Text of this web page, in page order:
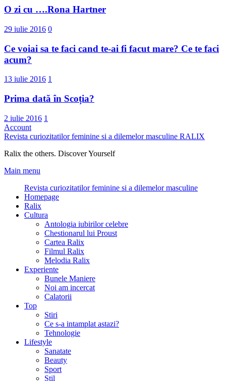
O zi cu ….Rona Hartner
29 iulie 2016 0
Ce voiai sa te faci cand te-ai fi facut mare? Ce te faci
acum?
13 iulie 2016 1
Prima dată în Scoția?
2 iulie 2016 1
Account
Revista curiozitatilor feminine si a dilemelor masculine RALIX
Ralix the others. Discover Yourself
Main menu
Revista curiozitatilor feminine si a dilemelor masculine
Homepage
Ralix
Cultura
Antologia iubirilor celebre
Chestionarul lui Proust
Cartea Ralix
Filmul Ralix
Melodia Ralix
Experiente
Bunele Maniere
Noi am incercat
Calatorii
Top
Stiri
Ce s-a intamplat astazi?
Tehnologie
Lifestyle
Sanatate
Beauty
Sport
Stil